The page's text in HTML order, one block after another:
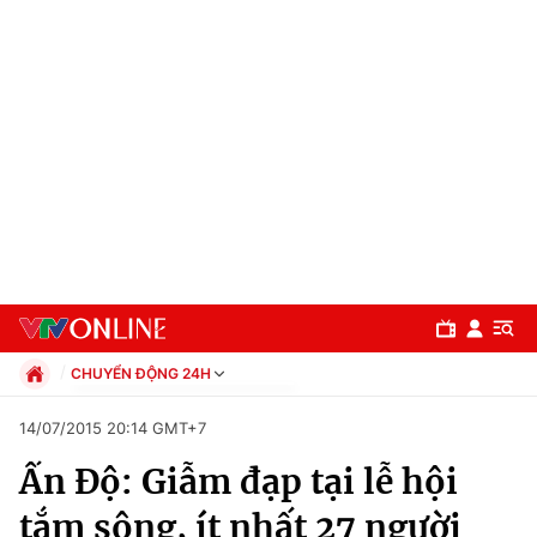
Chuyên mục
CHUYỂN ĐỘNG 24H
Xã hội
Pháp luật
Kinh tế
14/07/2015 20:14 GMT+7
Ấn Độ: Giẫm đạp tại lễ hội
tắm sông, ít nhất 27 người